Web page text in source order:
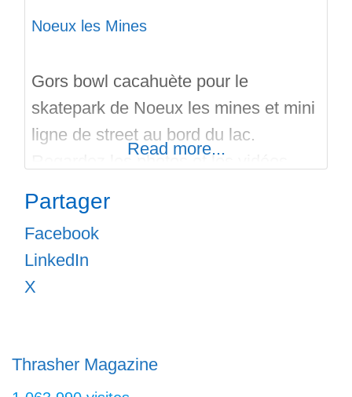
Noeux les Mines
Gors bowl cacahuète pour le
skatepark de Noeux les mines et mini
ligne de street au bord du lac.
Regardez les photos et les vidéos
Bon run sur l’annuaire des super
skateparks: « SKATEPARKS.FR«
Read more...
Partager
Facebook
LinkedIn
X
Thrasher Magazine